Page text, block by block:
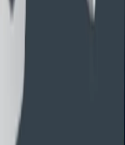
件，需要在美国进入国家